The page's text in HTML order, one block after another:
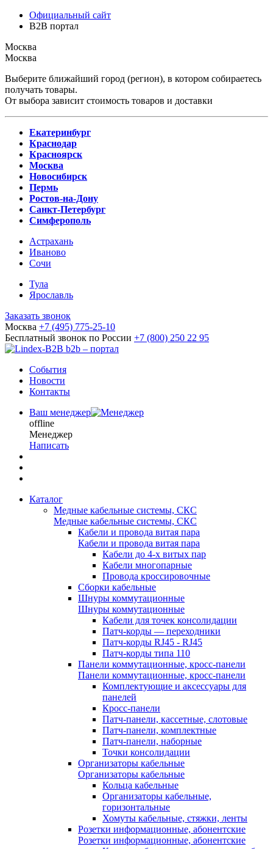
Официальный сайт
B2B портал
Москва
Москва
Выберите ближайший город (регион), в котором собираетесь
получать товары.
От выбора зависит стоимость товаров и доставки
Екатеринбург
Краснодар
Красноярск
Москва
Новосибирск
Пермь
Ростов-на-Дону
Санкт-Петербург
Симферополь
Астрахань
Иваново
Сочи
Тула
Ярославль
Заказать звонок
Москва +7 (495) 775-25-10
Бесплатный звонок по России +7 (800) 250 22 95
b2b – портал
События
Новости
Контакты
Ваш менеджер
offline
Менеджер
Написать
Каталог
Медные кабельные системы, СКС
Медные кабельные системы, СКС
Кабели и провода витая пара
Кабели и провода витая пара
Кабели до 4-х витых пар
Кабели многопарные
Провода кроссировочные
Сборки кабельные
Шнуры коммутационные
Шнуры коммутационные
Кабели для точек консолидации
Патч-корды — переходники
Патч-корды RJ45 - RJ45
Патч-корды типа 110
Панели коммутационные, кросс-панели
Панели коммутационные, кросс-панели
Комплектующие и аксессуары для
панелей
Кросс-панели
Патч-панели, кассетные, слотовые
Патч-панели, комплектные
Патч-панели, наборные
Точки консолидации
Организаторы кабельные
Организаторы кабельные
Кольца кабельные
Организаторы кабельные,
горизонтальные
Хомуты кабельные, стяжки, ленты
Розетки информационные, абонентские
Розетки информационные, абонентские